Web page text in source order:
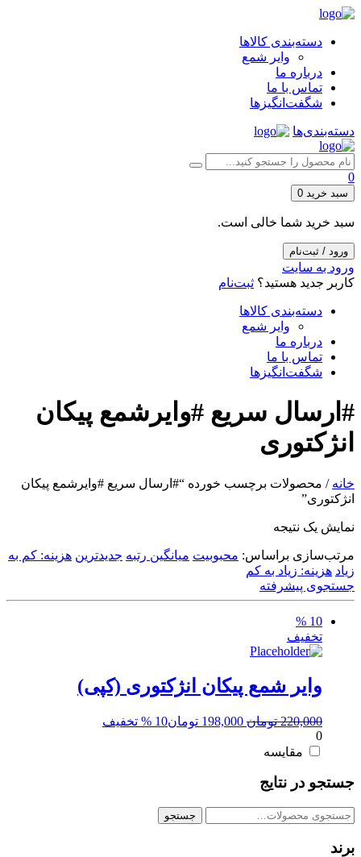
دسته‌بندی کالاها
وایر شمع
درباره ما
تماس با ما
شگفت‌انگیزها
دسته‌بندی‌ها
0
سبد خرید 0
سبد خرید شما خالی است.
ورود / ثبت‌نام
ورود به سایت
کاربر جدید هستید؟ ثبت‌نام
دسته‌بندی کالاها
وایر شمع
درباره ما
تماس با ما
شگفت‌انگیزها
#ارسال سریع #وایرشمع پیکان
انژکتوری
خانه / محصولات برچسب خورده “#ارسال سریع #وایرشمع پیکان
انژکتوری”
نمایش یک نتیجه
مرتب‌سازی براساس: محبوبیت میانگین رتبه جدیدترین هزینه: کم به
زیاد هزینه: زیاد به کم
جستجوی پیشرفته
10 %
تخفیف
وایر شمع پیکان انژکتوری (کپی)
220,000 تومان قیمت
198,000 تومان10 % تخفیف
0
مقایسه
جستجو در نتایج
جستجو
جستجو
برند